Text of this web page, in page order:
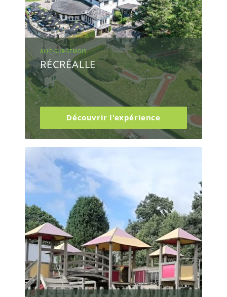
ALLE-SUR-SEMOIS
RÉCRÉALLE
Découvrir l'expérience